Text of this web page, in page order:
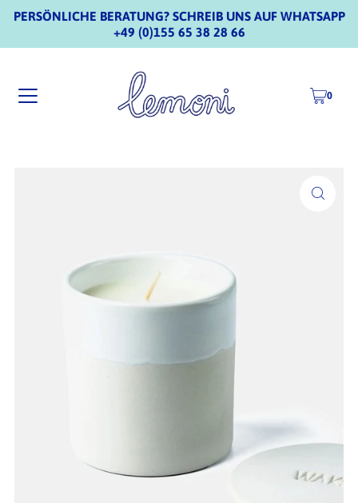
PERSÖNLICHE BERATUNG? SCHREIB UNS AUF WHATSAPP
+49 (0)155 65 38 28 66
0